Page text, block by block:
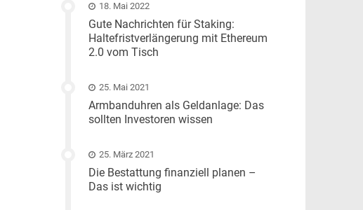
18. Mai 2022
Gute Nachrichten für Staking:
Haltefristverlängerung mit Ethereum
2.0 vom Tisch
25. Mai 2021
Armbanduhren als Geldanlage: Das
sollten Investoren wissen
25. März 2021
Die Bestattung finanziell planen –
Das ist wichtig